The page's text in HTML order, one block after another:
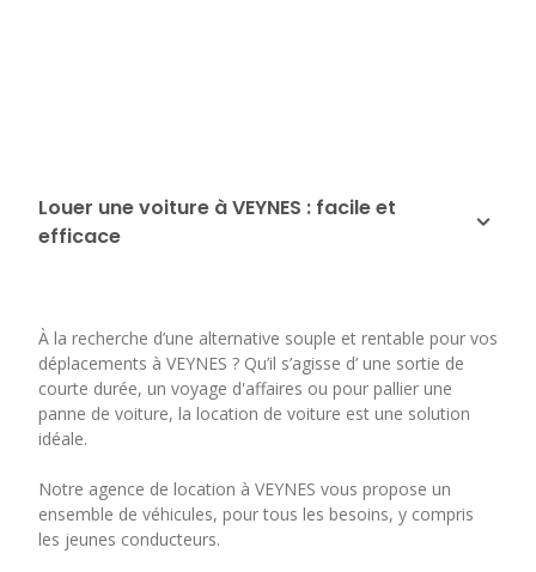
31
1
2 3
7 8 9 10 11
21 22 23 24 25
Louer une voiture à VEYNES : facile et
efficace
À la recherche d’une alternative souple et rentable pour vos
déplacements à VEYNES ? Qu’il s’agisse d’ une sortie de
courte durée, un voyage d'affaires ou pour pallier une
panne de voiture, la location de voiture est une solution
idéale.
Notre agence de location à VEYNES vous propose un
ensemble de véhicules, pour tous les besoins, y compris
les jeunes conducteurs.